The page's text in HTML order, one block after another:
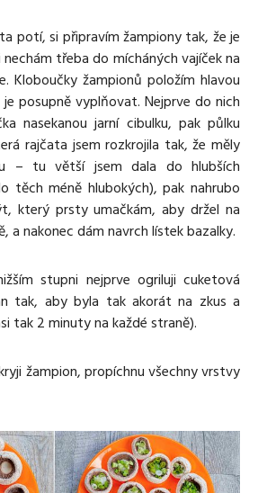
potí, si připravím žampiony tak, že je
třeba do mícháných vajíček na
Kloboučky žampionů položím hlavou
posupně vyplňovat. Nejprve do nich
nasekanou jarní cibulku, pak půlku
rajčata jsem rozkrojila tak, že měly
– tu větší jsem dala do hlubších
těch méně hlubokých), pak nahrubo
který prsty umačkám, aby držel na
a nakonec dám navrch lístek bazalky.
stupni nejprve ogriluji cuketová
tak, aby byla tak akorát na zkus a
tak 2 minuty na každé straně).
žampion, propíchnu všechny vrstvy